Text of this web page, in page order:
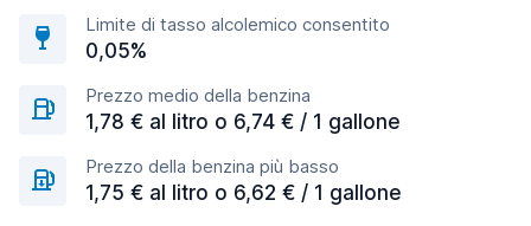
Limite di tasso alcolemico consentito
0,05%
Prezzo medio della benzina
1,78 € al litro o 6,74 € / 1 gallone
Prezzo della benzina più basso
1,75 € al litro o 6,62 € / 1 gallone